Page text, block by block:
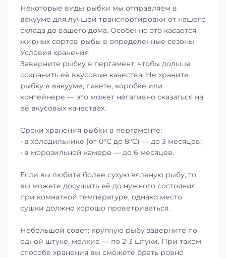
Некоторые виды рыбки мы отправляем в
вакууме для лучшей транспортировки от нашего
склада до вашего дома. Особенно это касается
жирных сортов рыбы в определенные сезоны
Условия хранения
Заверните рыбку в пергамент, чтобы дольше
сохранить её вкусовые качества. Не храните
рыбку в вакууме, пакете, коробке или
контейнере — это может негативно сказаться на
её вкусовых качествах.
Сроки хранения рыбки в пергаменте:
• в холодильнике (от 0°С до 8°С) — до 3 месяцев;
• в морозильной камере — до 6 месяцев.
Если вы любите более сухую вяленую рыбу, то
вы можете досушить её до нужного состояния
при комнатной температуре, однако место
сушки должно хорошо проветриваться.
Небольшой совет: крупную рыбу заверните по
одной штуке, мелкие — по 2-3 штуки. При таком
способе хранения вы сможете брать ровно